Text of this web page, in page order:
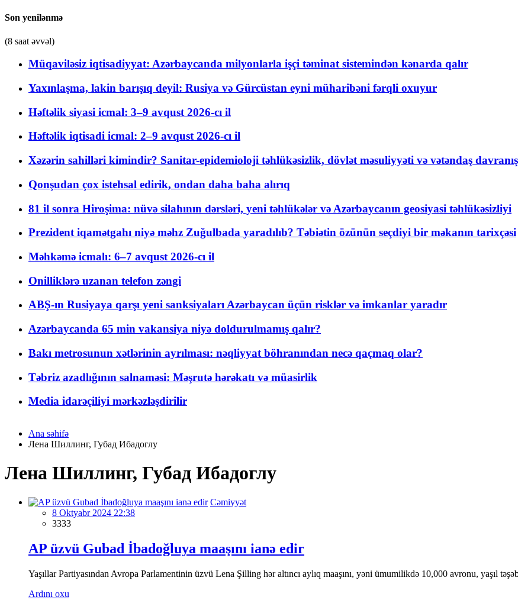
Son yenilənmə
(8 saat əvvəl)
Müqaviləsiz iqtisadiyyat: Azərbaycanda milyonlarla işçi təminat sistemindən kənarda qalır
Yaxınlaşma, lakin barışıq deyil: Rusiya və Gürcüstan eyni müharibəni fərqli oxuyur
Həftəlik siyasi icmal: 3–9 avqust 2026-cı il
Həftəlik iqtisadi icmal: 2–9 avqust 2026-cı il
Xəzərin sahilləri kimindir? Sanitar-epidemioloji təhlükəsizlik, dövlət məsuliyyəti və vətəndaş
Qonşudan çox istehsal edirik, ondan daha baha alırıq
81 il sonra Hiroşima: nüvə silahının dərsləri, yeni təhlükələr və Azərbaycanın geosiyasi təhlükəsizliyi
Prezident iqamətgahı niyə məhz Zuğulbada yaradılıb? Təbiətin özünün seçdiyi bir məkanın tarixçəsi
Məhkəmə icmalı: 6–7 avqust 2026-cı il
Onilliklərə uzanan telefon zəngi
ABŞ-ın Rusiyaya qarşı yeni sanksiyaları Azərbaycan üçün risklər və imkanlar yaradır
Azərbaycanda 65 min vakansiya niyə doldurulmamış qalır?
Bakı metrosunun xətlərinin ayrılması: nəqliyyat böhranından necə qaçmaq olar?
Təbriz azadlığının salnaməsi: Məşrutə hərəkatı və müasirlik
Media idarəçiliyi mərkəzləşdirilir
Ana səhifə
Лена Шиллинг, Губад Ибадоглу
Лена Шиллинг, Губад Ибадоглу
Cəmiyyət
8 Oktyabr 2024 22:38
3333
AP üzvü Gubad İbadoğluya maaşını ianə edir
Yaşıllar Partiyasından Avropa Parlamentinin üzvü Lena Şilling hər altıncı aylıq maaşını, yəni ümumilikdə 10,000 avronu, yaşıl
Ardını oxu